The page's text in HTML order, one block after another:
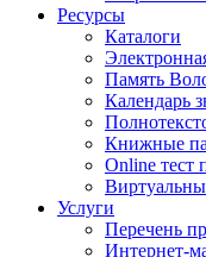
Ресурсы
Каталоги
Память
Календарь
Книжные
Online тест
Услуги
Перечень
Интернет-